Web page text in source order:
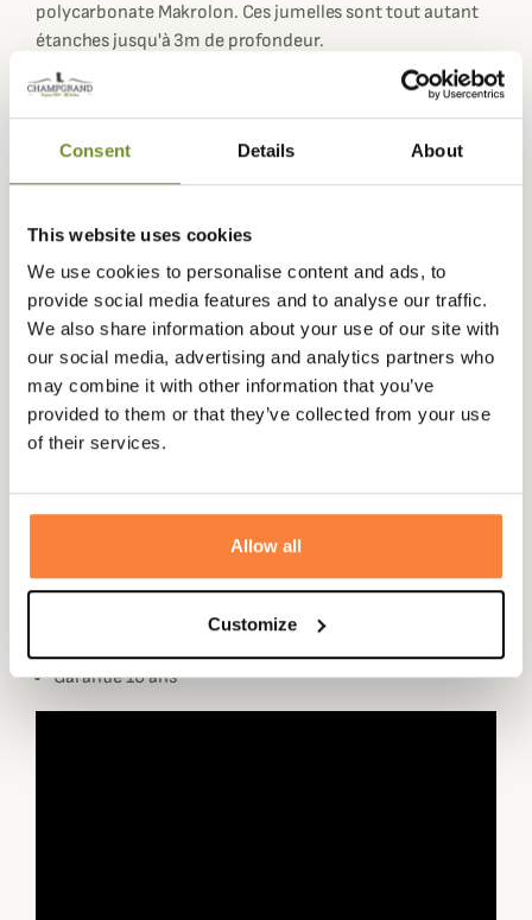
Consent Details About
This website uses cookies
We use cookies to personalise content and ads, to
provide social media features and to analyse our traffic.
We also share information about your use of our site with
our social media, advertising and analytics partners who
may combine it with other information that you’ve
provided to them or that they’ve collected from your use
of their services.
Allow all
Customize
polycarbonate Makrolon. Ces jumelles sont tout autant
étanches jusqu'à 3m de profondeur.
L'optique High Contrast assure une qualité de vision
Le système Fast-Close-Focus est un système efficace et
rapide pour une mise au point sans effort. Même avec des
utiliser. La molette vous assure une mise au point
fiable et rapide.
Livrées avec un boîtier, sangle en néoprène ClicLoc,
capuchon contre la pluie et capuchons d'objectifs.
Caractéristiques:
œilletons Ergoflex rotatifs brevetés Steiner
Pressurisation à l'azote pour éviter la buée de -20C° à
Indice crépusculaire 18.3
système d'attache rapide ClicLoc
Système Steiner ComfortUse pour une utilisation
Garantie 10 ans